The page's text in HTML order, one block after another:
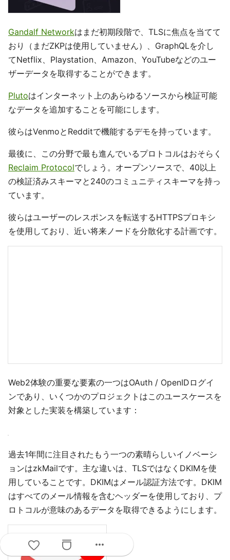
Gandalf Networkはまだ初期段階で、TLSに焦点を当てて
おり（まだZKPは使用していません）、GraphQLを介し
てNetflix、Playstation、Amazon、YouTubeなどのユー
ザーデータを取得することができます。
Plutoはインターネット上のあらゆるソースから検証可能
なデータを追加することを可能にします。
彼らはVenmoとRedditで機能するデモを持っています。
最後に、この分野で最も進んでいるプロトコルはおそらく
Reclaim Protocolでしょう。オープンソースで、40以上
の検証済みスキーマと240のコミュニティスキーマを持っ
ています。
彼らはユーザーのレスポンスを転送するHTTPSプロキシ
を使用しており、近い将来ノードを分散化する計画です。
Web2体験の重要な要素の一つはOAuth / OpenIDログイ
ンであり、いくつかのプロジェクトはこのユースケースを
対象とした実装を構築しています：
more_horiz